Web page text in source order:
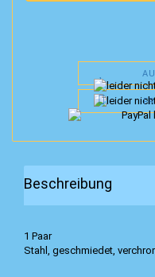
Beschreibung
1 Paar
Stahl, geschmiedet,